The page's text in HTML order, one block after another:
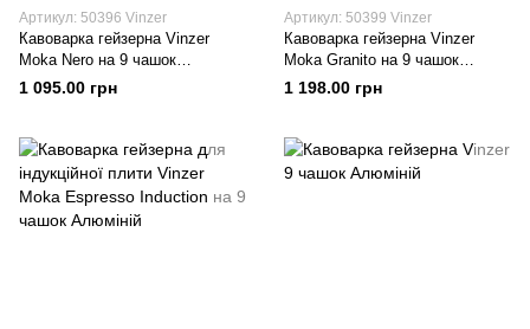
Артикул: 50396 Vinzer
Кавоварка гейзерна Vinzer
Moka Nero на 9 чашок
Алюміній
1 095.00 грн
Артикул: 50399 Vinzer
Кавоварка гейзерна Vinzer
Moka Granito на 9 чашок
Алюміній
1 198.00 грн